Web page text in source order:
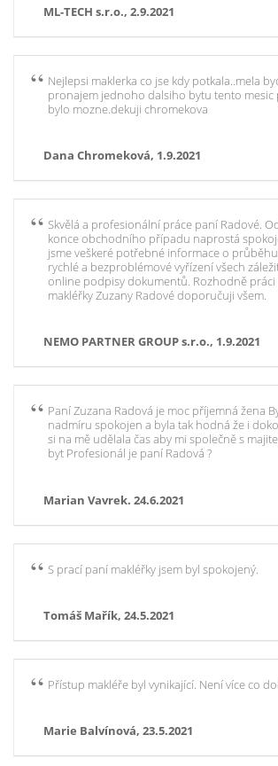
ML-TECH s.r.o., 2.9.2021
Nejlepsi maklerka co jse kdy potkala..mela
pronajem jednoho dalsiho bytu tento mesic
bylo mozne.dekuji chromekova
Dana Chromeková, 1.9.2021
Skvělá a profesionální práce paní Radové.
konce obchodního případu naprostá
jsme veškeré potřebné informace o
rychlé a bezproblémové vyřízení všech
online podpisy dokumentů. Rozhodně
makléřky Zuzany Radové doporučuji všem.
NEMO PARTNER GROUP s.r.o., 1.9.2021
Paní Zuzana Radová je moc příjemná žena
nadmíru spokojen a byla tak hodná že i
si na mě udělala čas aby mi společně s
byt Profesionál je paní Radová ?
Marian Vavrek. 24.6.2021
S prací paní makléřky jsem byl spokojený.
Tomáš Mařík, 24.5.2021
Přístup makléře byl vynikající. Není více co
Marie Balvínová, 23.5.2021